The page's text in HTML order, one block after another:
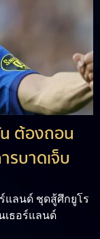
ต้องถอน
รบาดเจ็บ
แลนด์ ชุดสู้ศึกยูโร
เธอร์แลนด์